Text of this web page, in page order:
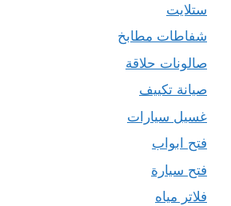
ستلايت
شفاطات مطابخ
صالونات حلاقة
صيانة تكييف
غسيل سيارات
فتح ابواب
فتح سيارة
فلاتر مياه